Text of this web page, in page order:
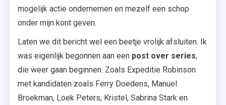
mogelijk actie ondernemen en mezelf een schop
onder mijn kont geven.
Laten we dit bericht wel een beetje vrolijk afsluiten. Ik
was eigenlijk begonnen aan een post over series,
die weer gaan beginnen. Zoals Expeditie Robinson
met kandidaten zoals Ferry Doedens, Manuel
Broekman, Loek Peters, Kristel, Sabrina Stark en